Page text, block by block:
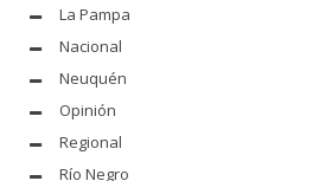
La Pampa
Nacional
Neuquén
Opinión
Regional
Río Negro